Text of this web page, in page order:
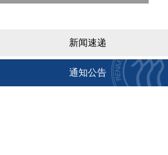
新闻速递
通知公告